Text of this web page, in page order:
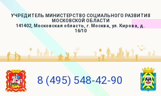
УЧРЕДИТЕЛЬ МИНИСТЕРСТВО СОЦИАЛЬНОГО РАЗВИТИЯ
МОСКОВСКОЙ ОБЛАСТИ
141402, Московская область, г. Москва, ул. Кирова, д.
16/10
8 (495) 548-42-90